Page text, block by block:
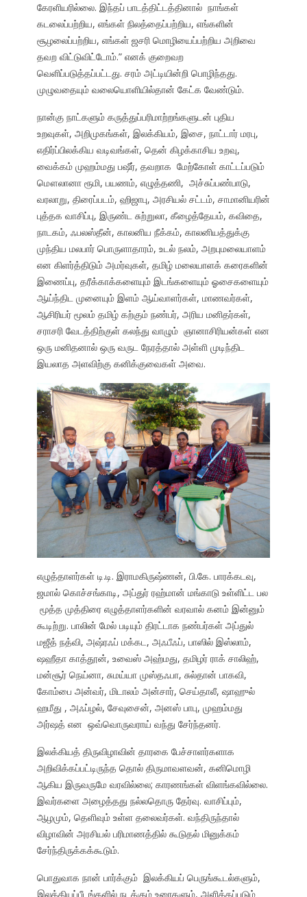
கேரளியரில்லை. இந்தப் பாடத்திட்டத்தினால் நாங்கள்
கடலைப்பற்றிய, எங்கள் நிலத்தைப்பற்றிய, எங்களின்
சூழலைப்பற்றிய, எங்கள் ஜசரி மொழியைப்பற்றிய அறிவை
தவற விட்டுவிட்டோம்.” எனக் குறைவற
வெளிப்படுத்தப்பட்டது. சரம் அட்டியின்றி பொழிந்தது.
முழுவதையும் வலையொளியில்தான் கேட்க வேண்டும்.
நான்கு நாட்களும் கருத்துப்பரிமாற்றங்களுடன் புதிய
உறவுகள், அறிமுகங்கள், இலக்கியம், இசை, நாட்டார் மரபு,
எதிர்ப்பிலக்கிய வடிவங்கள், தென் கிழக்காசிய உறவு,
வைக்கம் முஹம்மது பஷீர், தவறாக மேற்கோள் காட்டப்படும்
மௌலானா ரூமி, பயணம், எழுத்தணி, அச்சுப்பண்பாடு,
வரலாறு, திரைப்படம், ஹிஜாபு, அரசியல் சட்டம், சாமானியரின்
புத்தக வாசிப்பு, இருண்ட சுற்றுலா, கீழைத்தேயம், கவிதை,
நாடகம், ஃபலஸ்தீன், காலனிய நீக்கம், காலனியத்துக்கு
முந்திய மலபார் பொருளாதாரம், உடல் நலம், அறபுமலையாளம்
என கிளர்த்திடும் அமர்வுகள், தமிழ் மலையாளக் கரைகளின்
இணைப்பு, தரீக்காக்களையும் இடங்களையும் ஓசைகளையும்
ஆய்ந்திட முனையும் இளம் ஆய்வாளர்கள், மாணவர்கள்,
ஆசிரியர் மூலம் தமிழ் கற்கும் நண்பர், அரிய மனிதர்கள்,
சராசரி வேடத்திற்குள் கலந்து வாழும் ஞானாசிரியன்கள் என
ஒரு மனிதனால் ஒரு வருட நேரத்தால் அள்ளி முடிந்திட
இயலாத அளவிற்கு கனிக்குவைகள் அவை.
எழுத்தாளர்கள் டி.டி. இராமகிருஷ்ணன், பி.கே. பாரக்கடவு,
ஜமால் கொச்சங்காடி, அப்துர் ரஹ்மான் மங்காடு உள்ளிட்ட பல
மூத்த முத்திரை எழுத்தாளர்களின் வரவால் கனம் இன்னும்
கூடிற்று. பாலின் மேல் படியும் திரட்டாக நண்பர்கள் அப்துல்
மஜீத் நத்வி, அஷ்ரஃப் மக்கட, அஃபீஃப், பாஸில் இஸ்லாம்,
ஷஹீதா காத்தூன், உவைஸ் அஹ்மது, தமிழர் ராக் சாலிஹ்,
மன்சூர் நெய்னா, சுமய்யா முஸ்தஃபா, சுல்தான் பாகவி,
கோம்பை அன்வர், மிடாலம் அன்சார், செய்தாலீ, ஷாஹுல்
ஹமீது , அஃப்ழல், சேவுசைன், அனஸ் பாபு, முஹம்மது
அர்ஷத் என ஒவ்வொருவராய் வந்து சேர்ந்தனர்.
இலக்கியத் திருவிழாவின் தாரகை பேச்சாளர்களாக
அறிவிக்கப்பட்டிருந்த தொல் திருமாவளவன், கனிமொழி
ஆகிய இருவருமே வரவில்லை; காரணங்கள் விளங்கவில்லை.
இவர்களை அழைத்தது நல்லதொரு தேர்வு. வாசிப்பும்,
ஆழமும், தெளிவும் உள்ள தலைவர்கள். வந்திருந்தால்
விழாவின் அரசியல் பரிமாணத்தில் கூடுதல் மினுக்கம்
சேர்ந்திருக்கக்கூடும்.
பொதுவாக நான் பார்க்கும் இலக்கியப் பெருங்கூடல்களும்,
இலக்கியப்பீடங்களில் நடக்கும் உரைகளும், அளிக்கப்படும்